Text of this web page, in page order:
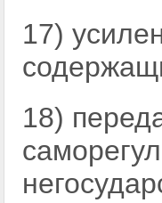
17)
18)